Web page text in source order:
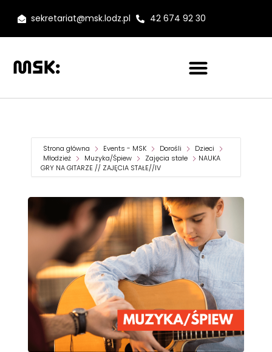
sekretariat@msk.lodz.pl 42 674 92 30
Strona główna Events - MSK Dorośli
Dzieci
Młodzież
Muzyka/Śpiew Zajęcia stałe
NAUKA
GRY NA GITARZE // ZAJĘCIA STAŁE//IV